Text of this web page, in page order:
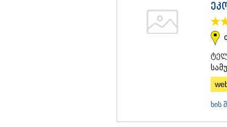
ხის